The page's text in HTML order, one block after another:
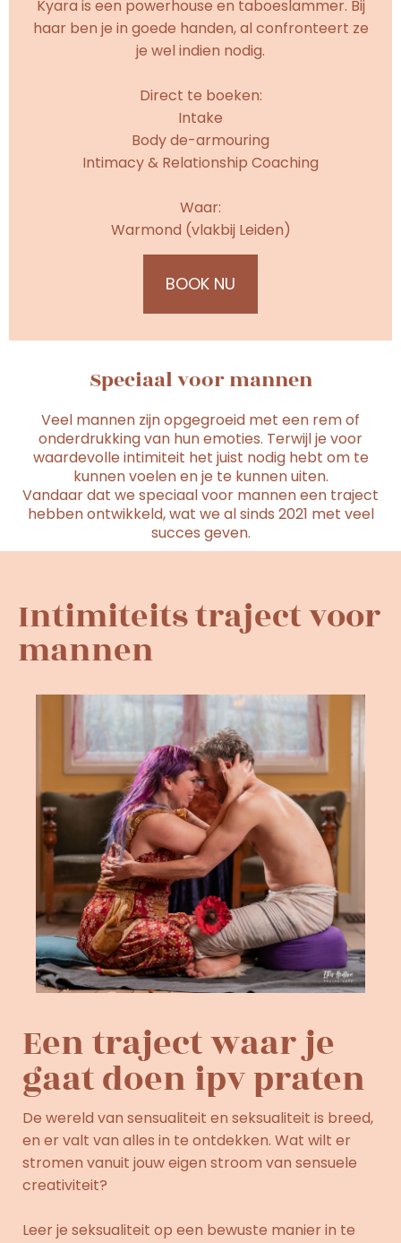
Kyara is een powerhouse en taboeslammer. Bij
haar ben je in goede handen, al confronteert ze
je wel indien nodig.
Direct te boeken:
Intake
Body de-armouring
Intimacy & Relationship Coaching
Waar:
Warmond (vlakbij Leiden)
BOOK NU
Speciaal voor mannen
Veel mannen zijn opgegroeid met een rem of
onderdrukking van hun emoties. Terwijl je voor
waardevolle intimiteit het juist nodig hebt om te
kunnen voelen en je te kunnen uiten.
Vandaar dat we speciaal voor mannen een traject
hebben ontwikkeld, wat we al sinds 2021 met veel
succes geven.
Intimiteits traject voor
mannen
Een traject waar je
gaat doen ipv praten
De wereld van sensualiteit en seksualiteit is breed,
en er valt van alles in te ontdekken. Wat wilt er
stromen vanuit jouw eigen stroom van sensuele
creativiteit?
Leer je seksualiteit op een bewuste manier in te